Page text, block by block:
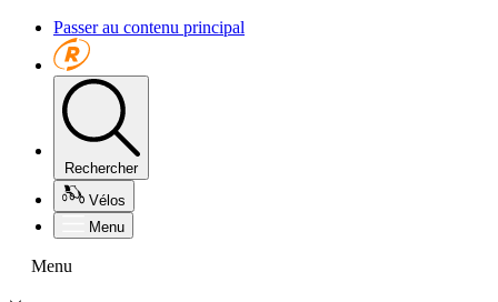
Passer au contenu principal
Rechercher
Vélos
Menu
Menu